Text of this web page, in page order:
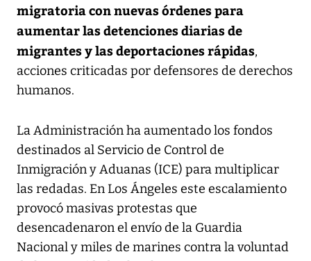
migratoria con nuevas órdenes para
aumentar las detenciones diarias de
migrantes y las deportaciones rápidas,
acciones criticadas por defensores de derechos
humanos.
La Administración ha aumentado los fondos
destinados al Servicio de Control de
Inmigración y Aduanas (ICE) para multiplicar
las redadas. En Los Ángeles este escalamiento
provocó masivas protestas que
desencadenaron el envío de la Guardia
Nacional y miles de marines contra la voluntad